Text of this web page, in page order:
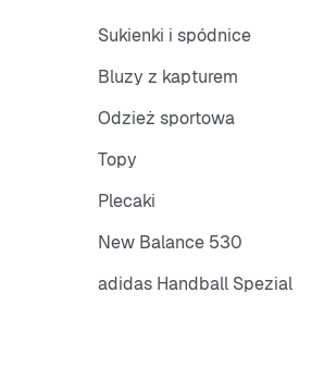
Sukienki i spódnice
Bluzy z kapturem
Odzież sportowa
Topy
Plecaki
New Balance 530
adidas Handball Spezial